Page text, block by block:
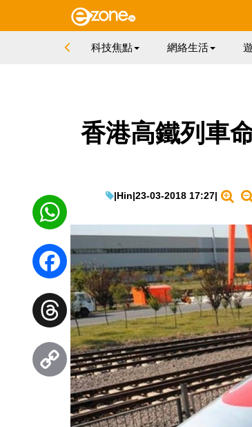
科技焦點 網絡生活
香港高鐵列車
|Hin|23-03-2018 17:27|
WhatsApp
Facebook
Threads
Copy
Link